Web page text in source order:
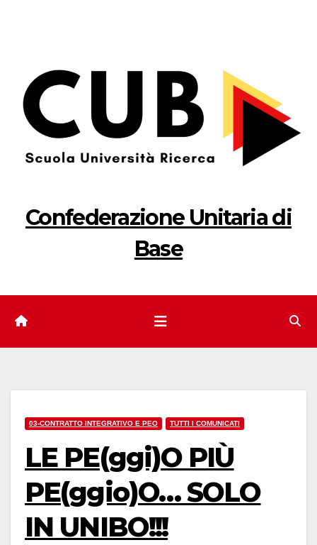
Confederazione Unitaria di
Base
03-CONTRATTO INTEGRATIVO E PEO TUTTI I COMUNICATI
LE PE(ggi)O PIÙ
PE(ggio)O… SOLO
IN UNIBO!!!